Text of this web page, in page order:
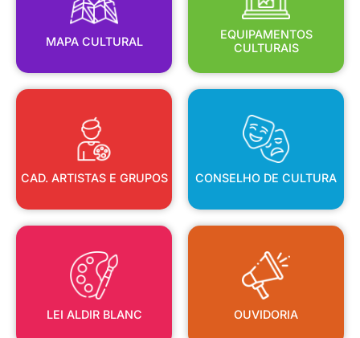
MAPA CULTURAL
EQUIPAMENTOS
CULTURAIS
CAD. ARTISTAS E GRUPOS
CAD. ARTISTAS E GRUPOS
CONSELHO DE CULTURA
CONSELHO DE CULTURA
LEI ALDIR BLANC
LEI ALDIR BLANC
OUVIDORIA
OUVIDORIA